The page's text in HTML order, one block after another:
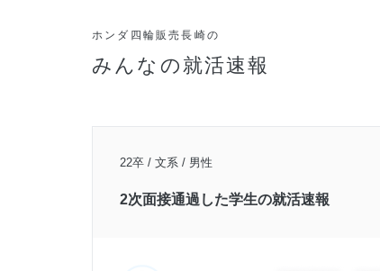
ホンダ四輪販売長崎の
みんなの就活速報
22卒 / 文系 / 男性
2次面接通過した学生の就活速報